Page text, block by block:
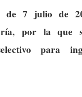
de 7 julio de
por la que
para